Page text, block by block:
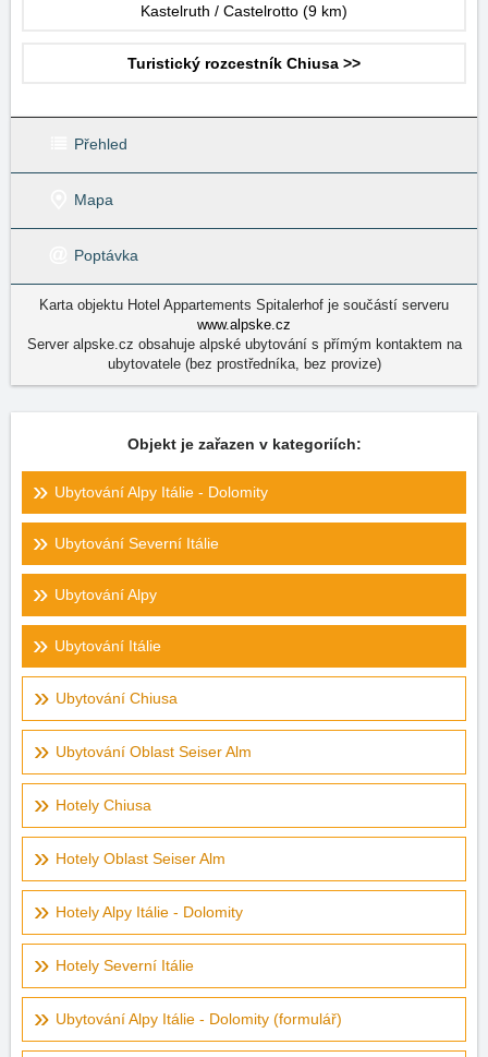
Kastelruth / Castelrotto (9 km)
Turistický rozcestník Chiusa >>
Přehled
Mapa
Poptávka
Karta objektu Hotel Appartements Spitalerhof je součástí serveru
www.alpske.cz
Server alpske.cz obsahuje alpské ubytování s přímým kontaktem na
ubytovatele (bez prostředníka, bez provize)
Objekt je zařazen v kategoriích:
Ubytování Alpy Itálie - Dolomity
Ubytování Severní Itálie
Ubytování Alpy
Ubytování Itálie
Ubytování Chiusa
Ubytování Oblast Seiser Alm
Hotely Chiusa
Hotely Oblast Seiser Alm
Hotely Alpy Itálie - Dolomity
Hotely Severní Itálie
Ubytování Alpy Itálie - Dolomity (formulář)